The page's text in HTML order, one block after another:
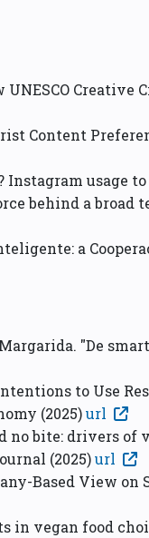
Creative
Content
Instagram usage
behind a
a
Margarida. "De
to Use
(2025)url
no bite: drivers
(2025)url
Based View
in vegan food